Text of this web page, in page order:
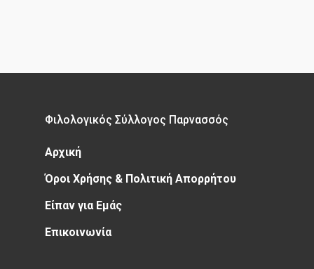
Φιλολογικός Σύλλογος Παρνασσός
Αρχική
Όροι Χρήσης & Πολιτική Απορρήτου
Είπαν για Εμάς
Επικοινωνία